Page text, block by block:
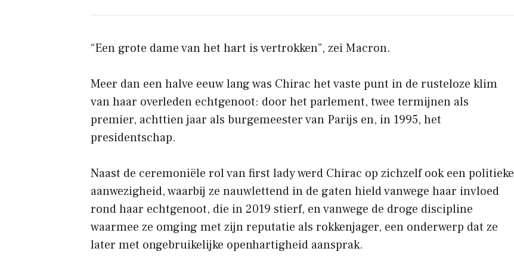
“Een grote dame van het hart is vertrokken”, zei Macron.
Meer dan een halve eeuw lang was Chirac het vaste punt in de rusteloze klim
van haar overleden echtgenoot: door het parlement, twee termijnen als
premier, achttien jaar als burgemeester van Parijs en, in 1995, het
presidentschap.
Naast de ceremoniële rol van first lady werd Chirac op zichzelf ook een politieke
aanwezigheid, waarbij ze nauwlettend in de gaten hield vanwege haar invloed
rond haar echtgenoot, die in 2019 stierf, en vanwege de droge discipline
waarmee ze omging met zijn reputatie als rokkenjager, een onderwerp dat ze
later met ongebruikelijke openhartigheid aansprak.